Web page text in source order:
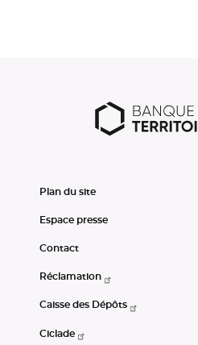
Plan du site
Espace presse
Contact
Réclamation
Caisse des Dépôts
Ciclade